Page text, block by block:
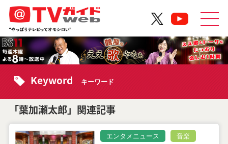
Keyword キーワード
「葉加瀬太郎」関連記事
エンタメニュース 音楽